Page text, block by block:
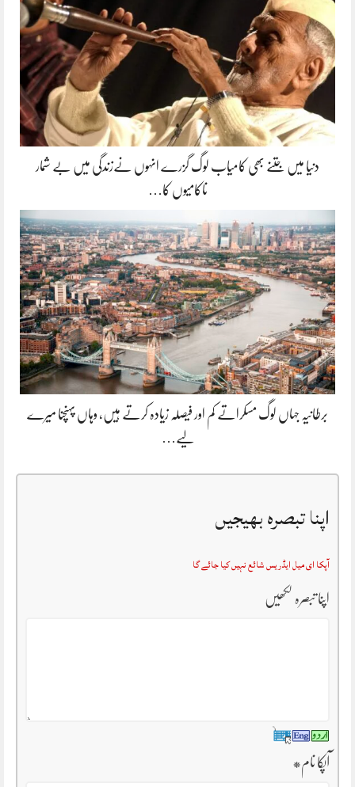
دنیا میں جتنے بھی کامیاب لوگ گزرے انہوں نےزندگی میں بے شمار
ناکامیوں کا…
برطانیہ جہاں لوگ مسکراتے کم اور فیصلہ زیادہ کرتے ہیں، وہاں پہنچنا میرے
لیے…
اپنا تبصرہ بھیجیں
آپکا ای میل ایڈریس شائع نہیں کیا جائے گا
اپنا تبصرہ لکھیں
آپکا نام*